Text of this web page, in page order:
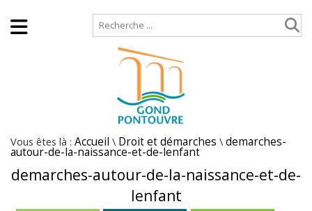
Vous êtes là : Accueil \ Droit et démarches \ demarches-
autour-de-la-naissance-et-de-lenfant
demarches-autour-de-la-naissance-et-de-
lenfant